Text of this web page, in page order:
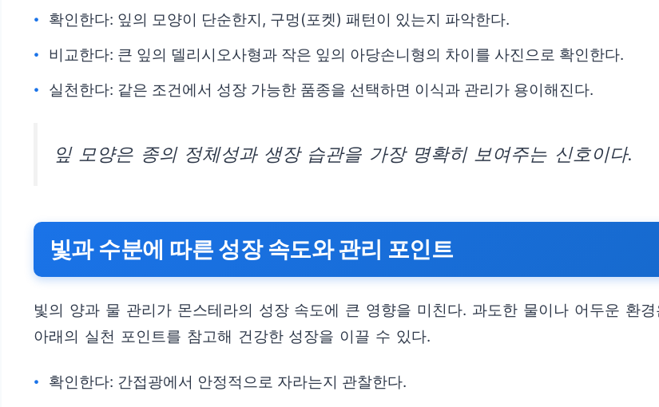
확인한다: 잎의 모양이 단순한지, 구멍(포켓) 패턴이 있는지 파악한다.
비교한다: 큰 잎의 델리시오사형과 작은 잎의 아당손니형의 차이를 사진으로 확인한다.
실천한다: 같은 조건에서 성장 가능한 품종을 선택하면 이식과 관리가 용이해진다.
잎 모양은 종의 정체성과 생장 습관을 가장 명확히 보여주는 신호이다.
빛과 수분에 따른 성장 속도와 관리 포인트
빛의 양과 물 관리가 몬스테라의 성장 속도에 큰 영향을 미친다. 과도한 물이나 어두운 환
아래의 실천 포인트를 참고해 건강한 성장을 이끌 수 있다.
확인한다: 간접광에서 안정적으로 자라는지 관찰한다.